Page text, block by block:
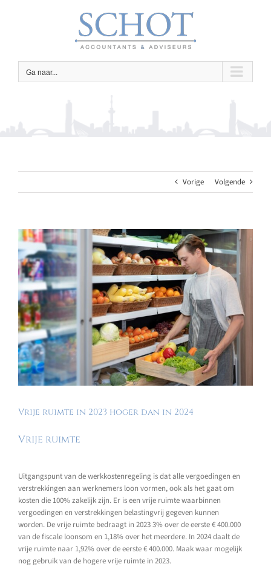
Ga naar...
Vorige Volgende
Bekijk
grotere
afbeelding
Vrije ruimte in 2023 hoger dan in 2024
Vrije ruimte
Uitgangspunt van de werkkostenregeling is dat alle vergoedingen en
verstrekkingen aan werknemers loon vormen, ook als het gaat om
kosten die 100% zakelijk zijn. Er is een vrije ruimte waarbinnen
vergoedingen en verstrekkingen belastingvrij gegeven kunnen
worden. De vrije ruimte bedraagt in 2023 3% over de eerste € 400.000
van de fiscale loonsom en 1,18% over het meerdere. In 2024 daalt de
vrije ruimte naar 1,92% over de eerste € 400.000. Maak waar mogelijk
nog gebruik van de hogere vrije ruimte in 2023.